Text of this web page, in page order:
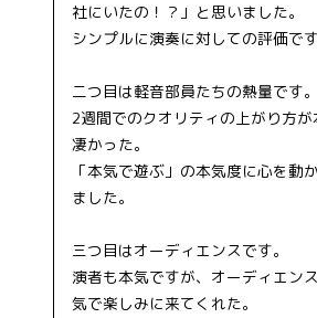
社にいたの！？」と思いました。
シンプルに演奏に対しての評価です
二つ目は軽音部員たちの熱量です。
2週間でのクオリティの上がり方が
凄かった。
「本気で遊ぶ」の本気度に心を動
ました。
三つ目はオーディエンスです。
演者も本気ですが、オーディエン
気で楽しみに来てくれた。